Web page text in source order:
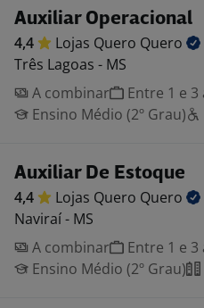
Auxiliar Operacional
4,4 Lojas Quero Quero
Três Lagoas - MS
A combinar
Entre 1 e 3
Ensino Médio (2º Grau)
Auxiliar De Estoque
4,4 Lojas Quero Quero
Naviraí - MS
A combinar
Entre 1 e 3
Ensino Médio (2º Grau)